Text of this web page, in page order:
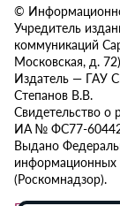
©
Учредитель
коммуникаций
Московская, д.
Издатель — ГАУ
Степанов В.В.
Свидетельство о
ИА № ФС77-60442
Выдано
информационных
(Роскомнадзор).